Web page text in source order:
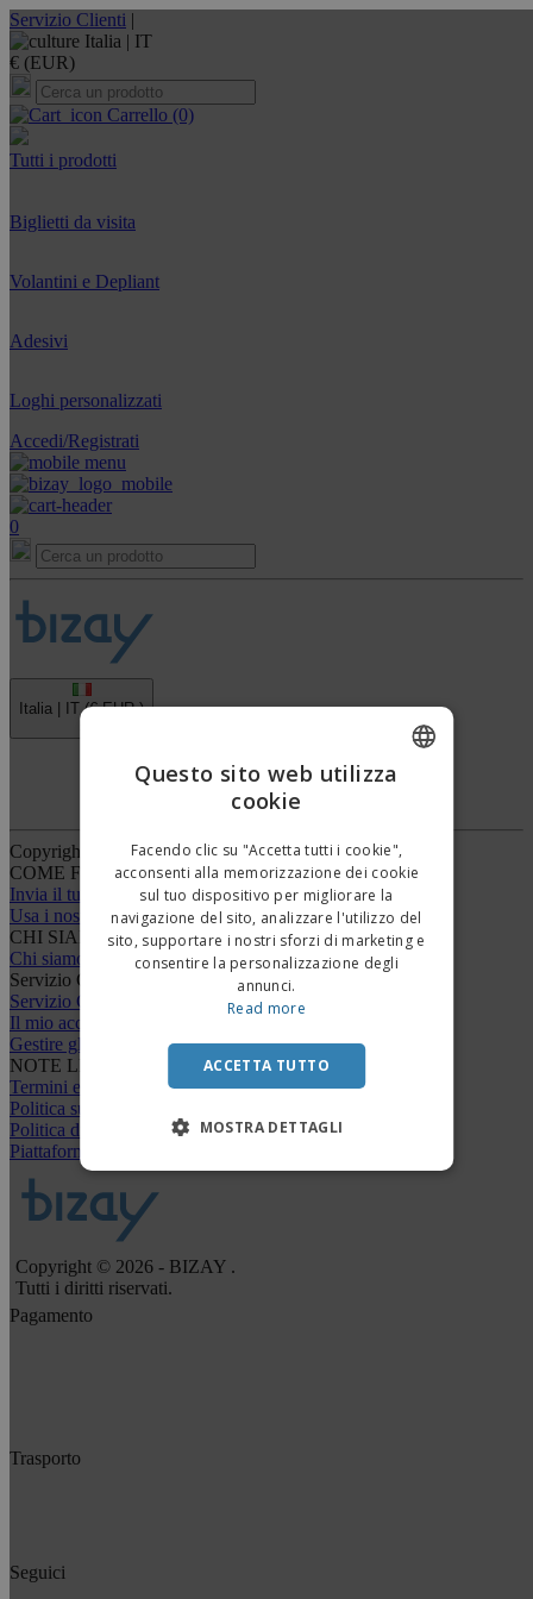
Servizio Clienti |
Italia | IT
€ (EUR)
Carrello (0)
Tutti i prodotti
Biglietti da visita
Volantini e Depliant
Adesivi
Loghi personalizzati
Accedi/Registrati
0
Italia | IT (€ EUR )
Piattaforma Whisteblower
Copyright © 2026 - BIZAY . Tutti i diritti riservati.
COME FUNZIONA
Invia il tuo design
Usa i nostri modelli e template
CHI SIAMO
Chi siamo
Servizio Clienti
Servizio Clienti
Il mio account
Gestire gli ordini
NOTE LEGALI
Termini e condizioni
Politica sulla riservatezza
Politica di rimborso e restituzione
Piattaforma Whisteblower
Copyright © 2026 - BIZAY .
Tutti i diritti riservati.
Pagamento
Trasporto
Seguici
Questo sito web utilizza
cookie
Facendo clic su "Accetta tutti i cookie",
acconsenti alla memorizzazione dei cookie
sul tuo dispositivo per migliorare la
navigazione del sito, analizzare l'utilizzo del
sito, supportare i nostri sforzi di marketing e
consentire la personalizzazione degli
annunci.
Read more
ACCETTA TUTTO
MOSTRA DETTAGLI